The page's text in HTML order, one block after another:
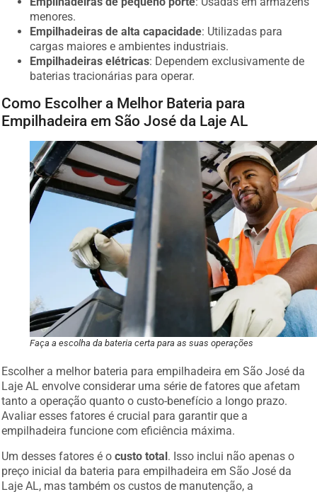
menores.
Empilhadeiras de alta capacidade
cargas maiores e ambientes industriais.
Empilhadeiras elétricas: Dependem exclusivamente de
baterias tracionárias para operar.
Como Escolher a Melhor Bateria para
Empilhadeira em São José da Laje AL
Faça a escolha da bateria certa para as suas operações
Escolher a melhor bateria para empilhadeira em São José da
Laje AL envolve considerar uma série de fatores que afetam
tanto a operação quanto o custo-benefício a longo prazo.
Avaliar esses fatores é crucial para garantir que a
empilhadeira funcione com eficiência máxima.
preço inicial da bateria para empilhadeira em São José da
Laje AL, mas também os custos de manutenção, a